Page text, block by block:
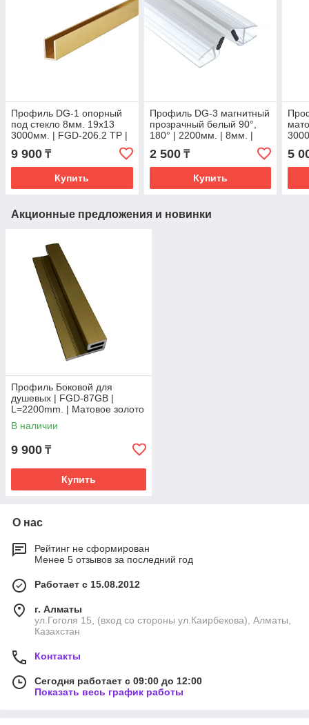
Профиль DG-1 опорный
под стекло 8мм. 19х13
3000мм. | FGD-206.2 TP |
Золотая
9 900 ₸
Купить
Профиль DG-3 магнитный
прозрачный белый 90°,
180° | 2200мм. | 8мм. |
FGD-105CL
2 500₸
Купить
5
Акционные предложения и новинки
Профиль Боковой для
душевых | FGD-87GB |
L=2200mm. | Матовое золото
В наличии
9 900 ₸
Купить
О нас
Рейтинг не сформирован
Менее 5 отзывов за последний год
Работает с 15.08.2012
г. Алматы
ул.Гоголя 15, (вход со стороны ул.Каирбекова), Алматы,
Казахстан
Контакты
Сегодня работает с 09:00 до 12:00
Показать весь график работы